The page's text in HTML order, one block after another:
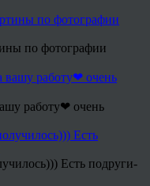
по фотографии
работу❤ очень
Есть подруги-